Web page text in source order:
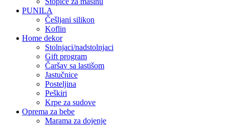
PUNILA
češljani silikon
koflin
Home dekor
stolnjaci/nadstolnjaci
gift program
čaršav sa lastišom
jastučnice
posteljina
peškiri
krpe za sudove
Oprema za bebe
marama za dojenje